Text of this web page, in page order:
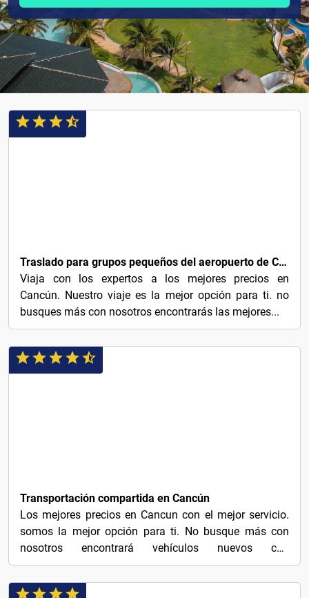
Traslado para grupos pequeños del aeropuerto de Cancún a hoteles de Cancún
Viaja con los expertos a los mejores precios en
Cancún. Nuestro viaje es la mejor opción para ti. no
busques más con nosotros encontrarás las mejores...
Transportación compartida en Cancún
Los mejores precios en Cancun con el mejor servicio.
somos la mejor opción para ti. No busque más con
nosotros encontrará vehículos nuevos con
conductores...